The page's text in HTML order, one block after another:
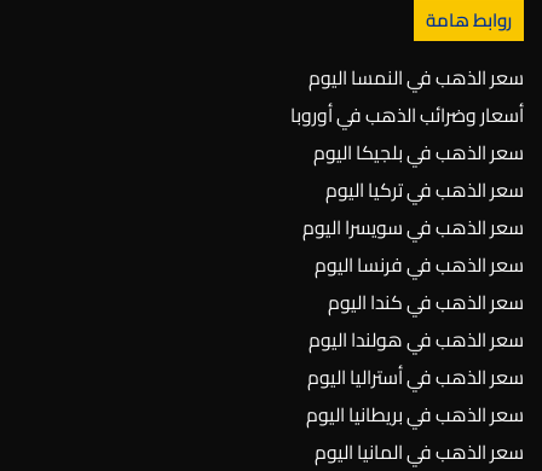
روابط هامة
سعر الذهب في النمسا اليوم
أسعار وضرائب الذهب في أوروبا
سعر الذهب في بلجيكا اليوم
سعر الذهب في تركيا اليوم
سعر الذهب في سويسرا اليوم
سعر الذهب في فرنسا اليوم
سعر الذهب في كندا اليوم
سعر الذهب في هولندا اليوم
سعر الذهب في أستراليا اليوم
سعر الذهب في بريطانيا اليوم
سعر الذهب في المانيا اليوم